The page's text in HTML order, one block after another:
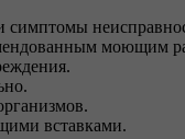
симптомы
моющим
вставками.